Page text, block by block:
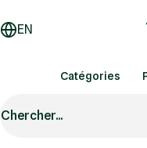
EN
Catégories
Chercher...